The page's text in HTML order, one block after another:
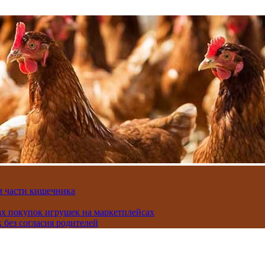
части кишечника
покупок игрушек на маркетплейсах
согласия родителей